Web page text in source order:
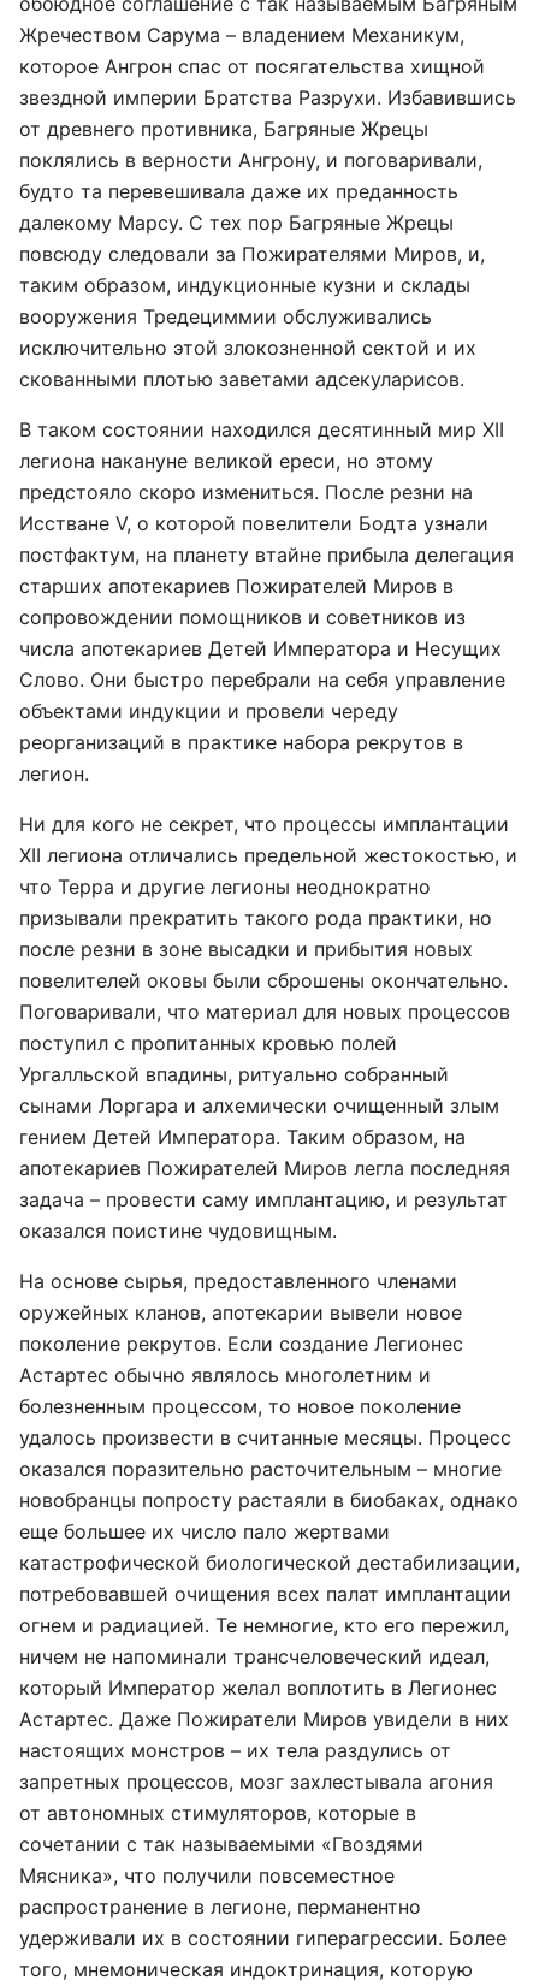
Жречеством Сарума – владением Механикум,
которое Ангрон спас от посягательства хищной
звездной империи Братства Разрухи. Избавившись
от древнего противника, Багряные Жрецы
поклялись в верности Ангрону, и поговаривали,
будто та перевешивала даже их преданность
далекому Марсу. С тех пор Багряные Жрецы
повсюду следовали за Пожирателями Миров, и,
таким образом, индукционные кузни и склады
вооружения Тредециммии обслуживались
исключительно этой злокозненной сектой и их
скованными плотью заветами адсекуларисов.
В таком состоянии находился десятинный мир XII
легиона накануне великой ереси, но этому
предстояло скоро измениться. После резни на
Исстване V, о которой повелители Бодта узнали
постфактум, на планету втайне прибыла делегация
старших апотекариев Пожирателей Миров в
сопровождении помощников и советников из
числа апотекариев Детей Императора и Несущих
Слово. Они быстро перебрали на себя управление
объектами индукции и провели череду
реорганизаций в практике набора рекрутов в
легион.
Ни для кого не секрет, что процессы имплантации
XII легиона отличались предельной жестокостью, и
что Терра и другие легионы неоднократно
призывали прекратить такого рода практики, но
после резни в зоне высадки и прибытия новых
повелителей оковы были сброшены окончательно.
Поговаривали, что материал для новых процессов
поступил с пропитанных кровью полей
Ургалльской впадины, ритуально собранный
сынами Лоргара и алхемически очищенный злым
гением Детей Императора. Таким образом, на
апотекариев Пожирателей Миров легла последняя
задача – провести саму имплантацию, и результат
оказался поистине чудовищным.
На основе сырья, предоставленного членами
оружейных кланов, апотекарии вывели новое
поколение рекрутов. Если создание Легионес
Астартес обычно являлось многолетним и
болезненным процессом, то новое поколение
удалось произвести в считанные месяцы. Процесс
оказался поразительно расточительным – многие
новобранцы попросту растаяли в биобаках, однако
еще большее их число пало жертвами
катастрофической биологической дестабилизации,
потребовавшей очищения всех палат имплантации
огнем и радиацией. Те немногие, кто его пережил,
ничем не напоминали трансчеловеческий идеал,
который Император желал воплотить в Легионес
Астартес. Даже Пожиратели Миров увидели в них
настоящих монстров – их тела раздулись от
запретных процессов, мозг захлестывала агония
от автономных стимуляторов, которые в
сочетании с так называемыми «Гвоздями
Мясника», что получили повсеместное
распространение в легионе, перманентно
удерживали их в состоянии гиперагрессии. Более
того, мнемоническая индоктринация, которую